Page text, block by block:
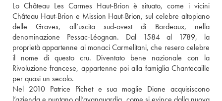
Lo Château Les Carmes Haut-Brion è situato, come i vicini
Château Haut-Brion e Mission Haut-Brion, sul celebre altopiano
delle Graves, all’uscita sud-ovest di Bordeaux, nella
denominazione Pessac-Léognan. Dal 1584 al 1789, la
proprietà appartenne ai monaci Carmelitani, che resero celebre
il nome di questo cru. Diventato bene nazionale con la
Rivoluzione francese, appartenne poi alla famiglia Chantecaille
per quasi un secolo.
Nel 2010 Patrice Pichet e sua moglie Diane acquisiscono